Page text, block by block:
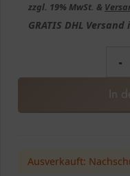
zzgl. 19% MwSt. &
GRATIS DHL Versand
-
In
Ausverkauft: